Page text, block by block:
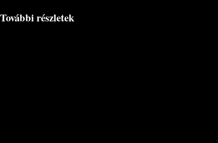
További részletek